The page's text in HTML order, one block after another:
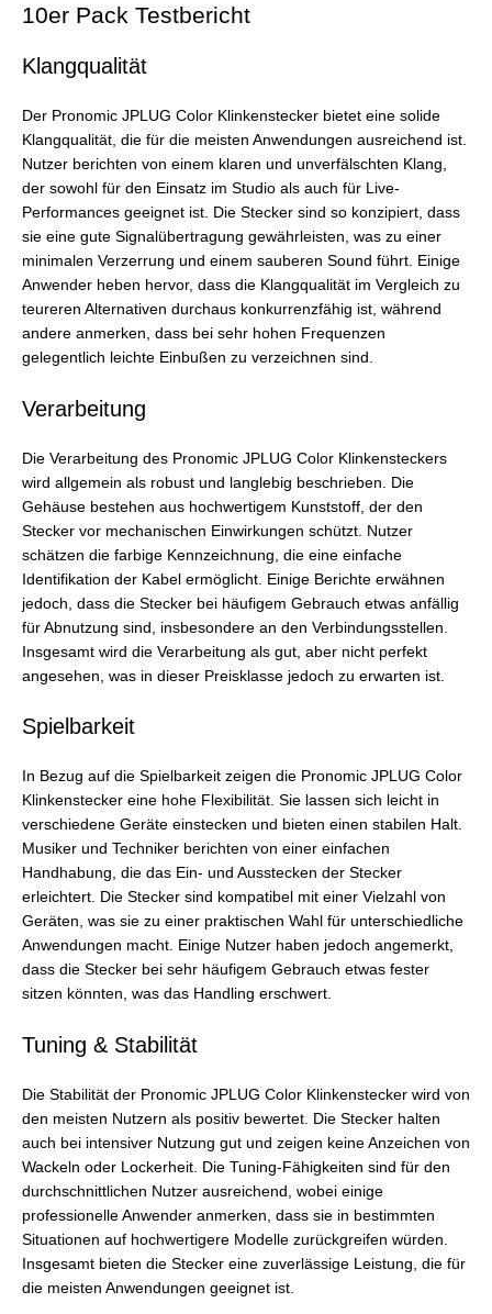
10er Pack Testbericht
Klangqualität
Der Pronomic JPLUG Color Klinkenstecker bietet eine solide
Klangqualität, die für die meisten Anwendungen ausreichend ist.
Nutzer berichten von einem klaren und unverfälschten Klang,
der sowohl für den Einsatz im Studio als auch für Live-
Performances geeignet ist. Die Stecker sind so konzipiert, dass
sie eine gute Signalübertragung gewährleisten, was zu einer
minimalen Verzerrung und einem sauberen Sound führt. Einige
Anwender heben hervor, dass die Klangqualität im Vergleich zu
teureren Alternativen durchaus konkurrenzfähig ist, während
andere anmerken, dass bei sehr hohen Frequenzen
gelegentlich leichte Einbußen zu verzeichnen sind.
Verarbeitung
Die Verarbeitung des Pronomic JPLUG Color Klinkensteckers
wird allgemein als robust und langlebig beschrieben. Die
Gehäuse bestehen aus hochwertigem Kunststoff, der den
Stecker vor mechanischen Einwirkungen schützt. Nutzer
schätzen die farbige Kennzeichnung, die eine einfache
Identifikation der Kabel ermöglicht. Einige Berichte erwähnen
jedoch, dass die Stecker bei häufigem Gebrauch etwas anfällig
für Abnutzung sind, insbesondere an den Verbindungsstellen.
Insgesamt wird die Verarbeitung als gut, aber nicht perfekt
angesehen, was in dieser Preisklasse jedoch zu erwarten ist.
Spielbarkeit
In Bezug auf die Spielbarkeit zeigen die Pronomic JPLUG Color
Klinkenstecker eine hohe Flexibilität. Sie lassen sich leicht in
verschiedene Geräte einstecken und bieten einen stabilen Halt.
Musiker und Techniker berichten von einer einfachen
Handhabung, die das Ein- und Ausstecken der Stecker
erleichtert. Die Stecker sind kompatibel mit einer Vielzahl von
Geräten, was sie zu einer praktischen Wahl für unterschiedliche
Anwendungen macht. Einige Nutzer haben jedoch angemerkt,
dass die Stecker bei sehr häufigem Gebrauch etwas fester
sitzen könnten, was das Handling erschwert.
Tuning & Stabilität
Die Stabilität der Pronomic JPLUG Color Klinkenstecker wird von
den meisten Nutzern als positiv bewertet. Die Stecker halten
auch bei intensiver Nutzung gut und zeigen keine Anzeichen von
Wackeln oder Lockerheit. Die Tuning-Fähigkeiten sind für den
durchschnittlichen Nutzer ausreichend, wobei einige
professionelle Anwender anmerken, dass sie in bestimmten
Situationen auf hochwertigere Modelle zurückgreifen würden.
Insgesamt bieten die Stecker eine zuverlässige Leistung, die für
die meisten Anwendungen geeignet ist.